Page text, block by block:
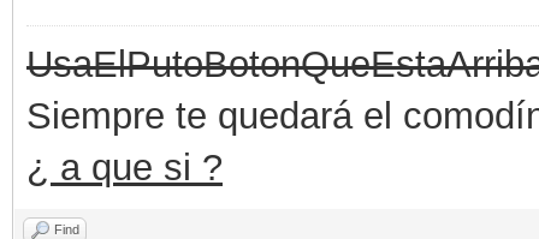
Siempre te quedará el
¿ a que si ?
Find